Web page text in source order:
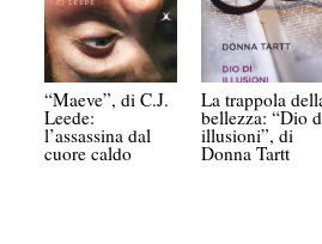
“Maeve”, di C.J.
Leede:
l’assassina dal
cuore caldo
La trappola
bellezza: “Dio
illusioni”, di
Donna Tartt